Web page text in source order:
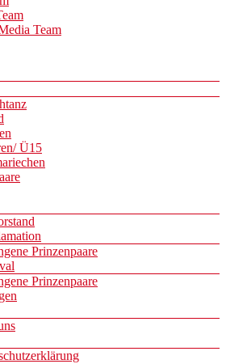
Team
Ü15
Prinzenpaare
Prinzenpaare